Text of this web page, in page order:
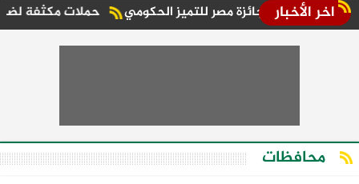
اخر الأخبار حملات مكثفة لضبط التكاتك
محافظات